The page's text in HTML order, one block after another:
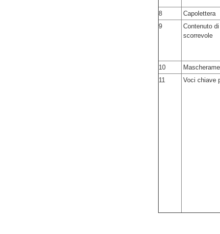
8
Capolettera
9
Contenuto
scorrevole
10
11
Voci chiave